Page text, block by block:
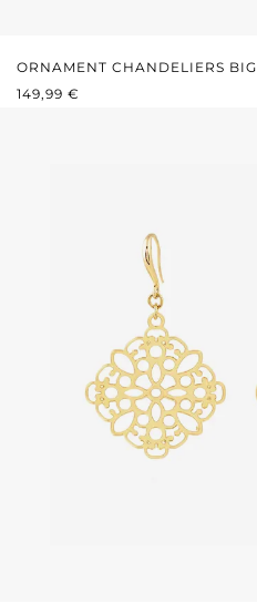
ORNAMENT CHANDELIERS BIG
REGULÄRER PREIS:
149,99 €